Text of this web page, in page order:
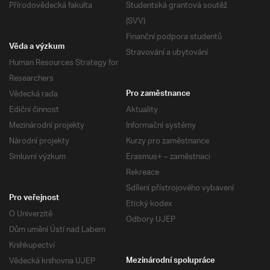
Přírodovědecká fakulta
Studentská grantová soutěž
(SVV)
Finanční podpora studentů
Stravování a ubytování
Věda a výzkum
Human Resources Strategy for
Researchers
Vědecká rada
Ediční činnost
Mezinárodní projekty
Národní projekty
Smluvní výzkum
Pro zaměstnance
Aktuality
Informační systémy
Kurzy pro zaměstnance
Erasmus+ – zaměstnaci
Rekreace
Sdílení přístrojového vybavení
Etický kodex
Odbory UJEP
Pro veřejnost
O Univerzitě
Dům umění Ústí nad Labem
Knihkupectví
Vědecká knihovna UJEP
Mezinárodní spolupráce